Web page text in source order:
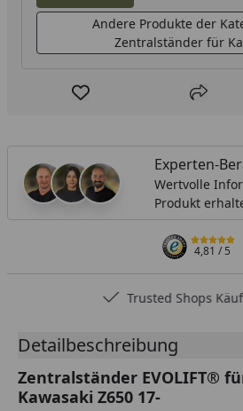
Andere Produkte der
Zentralständer für
Produkt zur Teilen
Experten-
Wertvolle
Produkt
4,81/ 5
Trusted Shops
Detailbeschreibung
Zentralständer EVOLIFT®
Kawasaki Z650 17-